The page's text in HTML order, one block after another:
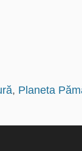
, Planeta